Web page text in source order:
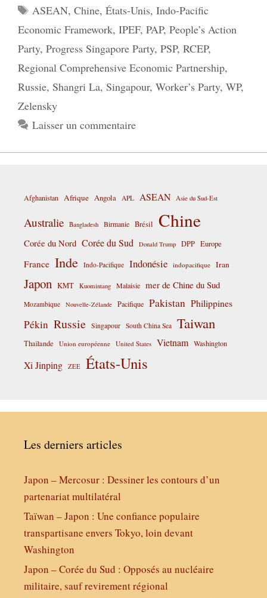
Étiquettes
ASEAN, Chine, États-Unis, Indo-Pacific
Economic Framework, IPEF, PAP, People’s Action
Party, Progress Singapore Party, PSP, RCEP,
Regional Comprehensive Economic Partnership,
Russie, Shangri La, Singapour, Worker’s Party, WP,
Zelensky
Laisser un commentaire
Afghanistan Afrique Angola APL ASEAN Asie du Sud-Est
Australie Bangladesh Birmanie Brésil Chine
Corée du Nord Corée du Sud Donald Trump DPP Europe
France Inde Indo-Pacifique Indonésie indopacifique Iran
Japon KMT Kuomintang Malaisie mer de Chine du Sud
Mozambique Nouvelle-Zélande Pacifique Pakistan Philippines
Pékin Russie Singapour South China Sea Taiwan
Thaïlande Union européenne United States Vietnam Washington
Xi Jinping ZEE États-Unis
Les derniers articles
Japon – Mercosur : Dessiner les contours d’un
partenariat multilatéral
Taïwan – Japon : Une confiance populaire
transpartisane envers Tokyo, loin devant
Washington
Japon – Corée du Sud : Opposés au nucléaire
militaire, sauf revirement régional